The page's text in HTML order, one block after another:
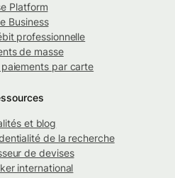
Platform
Business
professionnelle
de masse
par carte
et blog
de la recherche
de devises
international